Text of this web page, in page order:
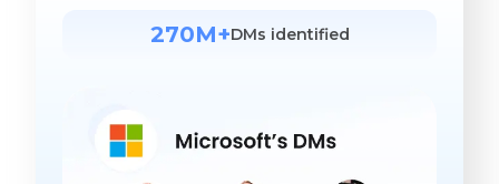
270M+DMs identified